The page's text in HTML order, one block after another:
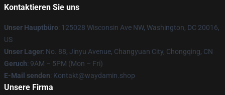
Kontaktieren Sie uns
Unser Hauptbüro: 125028 Wisconsin Ave NW, Washington, DC 20016,
US
Unser Lager: No. 88, Jinyu Avenue, Changyuan City, Chongqing, CN
Geruch: 9AM – 5PM (Mon – Fri)
E-Mail senden: Kontakt@waydamin.shop
Unsere Firma